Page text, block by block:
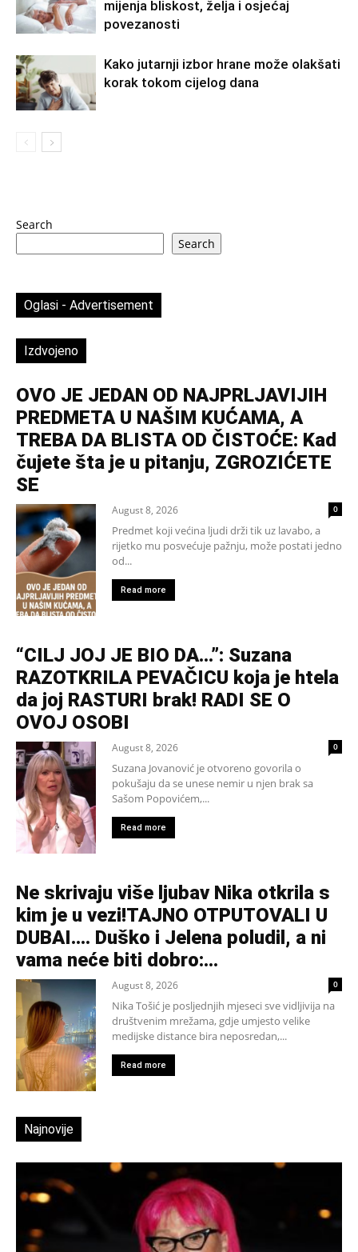
mijenja bliskost, želja i osjećaj
povezanosti
Kako jutarnji izbor hrane može olakšati
korak tokom cijelog dana
Search
Search
Oglasi - Advertisement
Izdvojeno
OVO JE JEDAN OD NAJPRLJAVIJIH
PREDMETA U NAŠIM KUĆAMA, A
TREBA DA BLISTA OD ČISTOĆE: Kad
čujete šta je u pitanju, ZGROZIĆETE
SE
August 8, 2026 0
Predmet koji većina ljudi drži tik uz lavabo, a
rijetko mu posvećuje pažnju, može postati jedno
od...
Read more
“CILJ JOJ JE BIO DA…”: Suzana
RAZOTKRILA PEVAČICU koja je htela
da joj RASTURI brak! RADI SE O
OVOJ OSOBI
August 8, 2026 0
Suzana Jovanović je otvoreno govorila o
pokušaju da se unese nemir u njen brak sa
Sašom Popovićem,...
Read more
Ne skrivaju više ljubav Nika otkrila s
kim je u vezi!TAJNO OTPUTOVALI U
DUBAI…. Duško i Jelena poludil, a ni
vama neće biti dobro:...
August 8, 2026 0
Nika Tošić je posljednjih mjeseci sve vidljivija na
društvenim mrežama, gdje umjesto velike
medijske distance bira neposredan,...
Read more
Najnovije